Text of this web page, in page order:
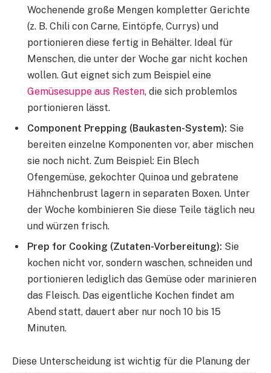
Wochenende große Mengen kompletter Gerichte
(z. B. Chili con Carne, Eintöpfe, Currys) und
portionieren diese fertig in Behälter. Ideal für
Menschen, die unter der Woche gar nicht kochen
wollen. Gut eignet sich zum Beispiel eine
Gemüsesuppe aus Resten, die sich problemlos
portionieren lässt.
Component Prepping (Baukasten-System): Sie
bereiten einzelne Komponenten vor, aber mischen
sie noch nicht. Zum Beispiel: Ein Blech
Ofengemüse, gekochter Quinoa und gebratene
Hähnchenbrust lagern in separaten Boxen. Unter
der Woche kombinieren Sie diese Teile täglich neu
und würzen frisch.
Prep for Cooking (Zutaten-Vorbereitung): Sie
kochen nicht vor, sondern waschen, schneiden und
portionieren lediglich das Gemüse oder marinieren
das Fleisch. Das eigentliche Kochen findet am
Abend statt, dauert aber nur noch 10 bis 15
Minuten.
Diese Unterscheidung ist wichtig für die Planung der